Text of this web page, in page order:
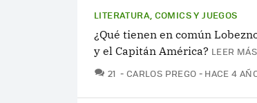
LITERATURA, COMICS Y JUEGOS
¿Qué tienen en común
y el Capitán América? LEER
21 COMENTARIOS
CARLOS PREGO HACE 4